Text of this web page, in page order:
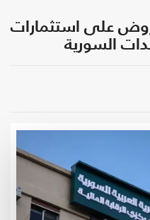
على استثمارات
السورية